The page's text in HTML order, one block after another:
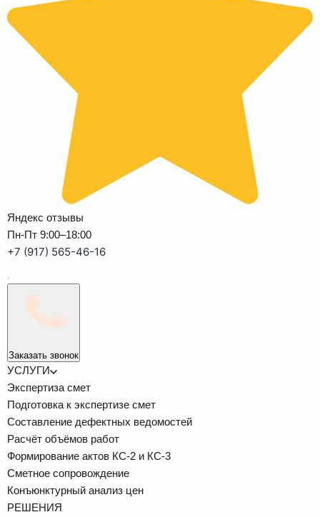
Яндекс отзывы
Пн-Пт 9:00–18:00
+7 (917) 565-46-16
Заказать звонок
УСЛУГИ
Экспертиза смет
Подготовка к экспертизе смет
Составление дефектных ведомостей
Расчёт объёмов работ
Формирование актов КС-2 и КС-3
Сметное сопровождение
Конъюнктурный анализ цен
РЕШЕНИЯ